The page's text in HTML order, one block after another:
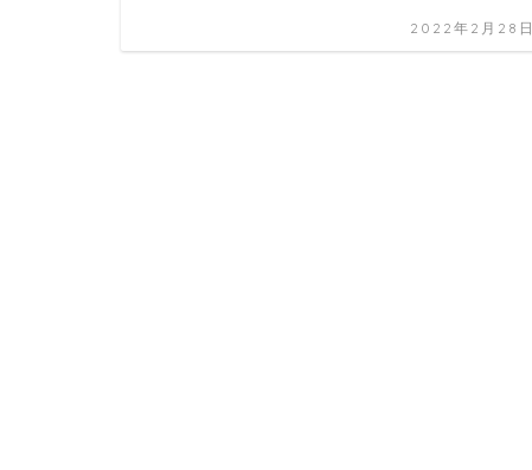
2022年2月28日